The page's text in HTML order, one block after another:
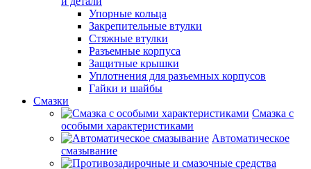
Упорные кольца
Закрепительные втулки
Стяжные втулки
Разъемные корпуса
Защитные крышки
Уплотнения для разъемных корпусов
Гайки и шайбы
Смазки
Смазка с
особыми характеристиками
Автоматическое
смазывание